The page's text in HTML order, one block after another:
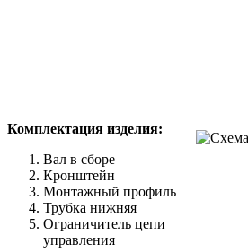
Комплектация изделия:
Вал в сборе
Кронштейн
Монтажный профиль
Трубка нижняя
Ограничитель цепи
управления